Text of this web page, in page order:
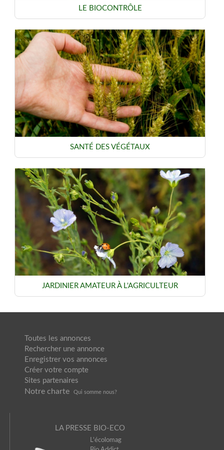
LE BIOCONTRÔLE
SANTÉ DES VÉGÉTAUX
JARDINIER AMATEUR À L'AGRICULTEUR
Toutes les annonces
Rechercher une annonce
Enregistrer vos annonces
Créer votre compte
Sites partenaires
Notre charte Qui somme nous?
LA PRESSE BIO-ECO
L'écolomag